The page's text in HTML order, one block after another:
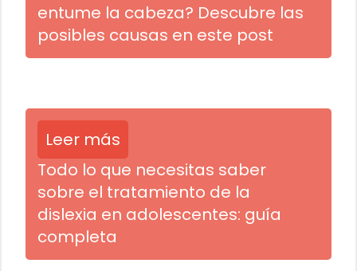
entume la cabeza? Descubre las
posibles causas en este post
Leer más
Todo lo que necesitas saber
sobre el tratamiento de la
dislexia en adolescentes: guía
completa